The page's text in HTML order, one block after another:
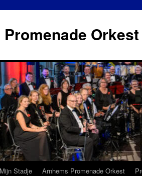
Orkest
Stadje Arnhems Promenade Orkest